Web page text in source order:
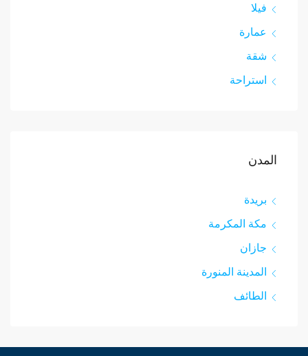
فيلا
عمارة
شقة
استراحة
المدن
بريدة
مكة المكرمة
جازان
المدينة المنورة
الطائف